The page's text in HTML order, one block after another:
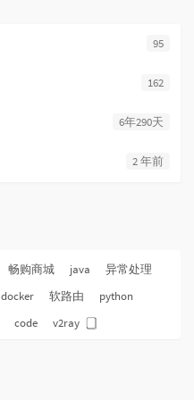
95
162
6年290天
2 年前
畅购商城 java
异常处理
docker 软路由
python
code v2ray